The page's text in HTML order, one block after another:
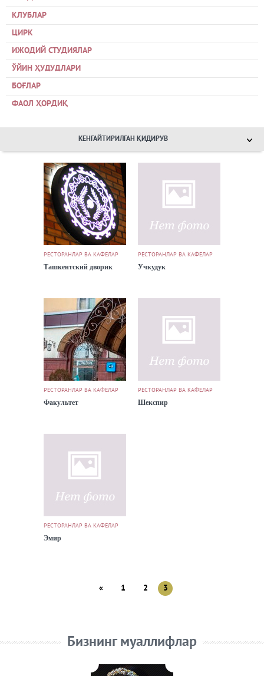
КЛУБЛАР
ЦИРК
ИЖОДИЙ СТУДИЯЛАР
ЎЙИН ҲУДУДЛАРИ
БОҒЛАР
ФАОЛ ҲОРДИҚ
КЕНГАЙТИРИЛГАН ҚИДИРУВ
РЕСТОРАНЛАР ВА КАФЕЛАР
Ташкентский дворик
РЕСТОРАНЛАР ВА КАФЕЛАР
Учкудук
РЕСТОРАНЛАР ВА КАФЕЛАР
Факультет
РЕСТОРАНЛАР ВА КАФЕЛАР
Шекспир
РЕСТОРАНЛАР ВА КАФЕЛАР
Эмир
« 1 2 3
Бизнинг муаллифлар